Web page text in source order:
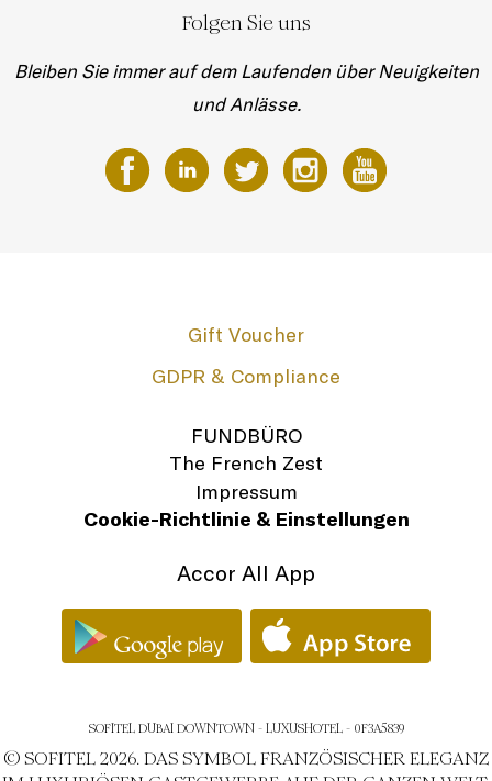
Folgen Sie uns
Bleiben Sie immer auf dem Laufenden über Neuigkeiten
und Anlässe.
Gift Voucher
GDPR & Compliance
FUNDBÜRO
The French Zest
Impressum
Cookie-Richtlinie & Einstellungen
Accor All App
SOFITEL DUBAI DOWNTOWN - LUXUSHOTEL - 0F3A5839
© SOFITEL 2026. DAS SYMBOL FRANZÖSISCHER ELEGANZ